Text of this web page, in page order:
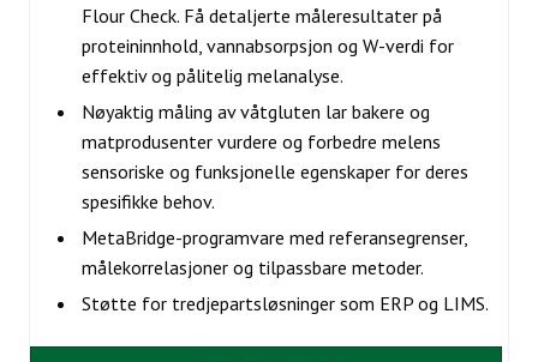
Flour Check. Få detaljerte måleresultater på
proteininnhold, vannabsorpsjon og W-verdi for
effektiv og pålitelig melanalyse.
Nøyaktig måling av våtgluten lar bakere og
matprodusenter vurdere og forbedre melens
sensoriske og funksjonelle egenskaper for deres
spesifikke behov.
MetaBridge-programvare med referansegrenser,
målekorrelasjoner og tilpassbare metoder.
Støtte for tredjepartsløsninger som ERP og LIMS.